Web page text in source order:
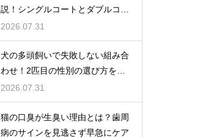
説！シングルコートとダブルコー
トの謎
2026.07.31
犬の多頭飼いで失敗しない組み合
わせ！2匹目の性別の選び方を解
説
2026.07.31
猫の口臭が生臭い理由とは？歯周
病のサインを見逃さず早急にケア